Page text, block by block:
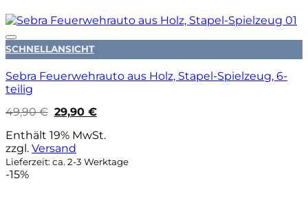
Auf die Wunschliste
SCHNELLANSICHT
Sebra Feuerwehrauto aus Holz, Stapel-Spielzeug, 6-
teilig
49,90€ Ursprünglicher
Preis
war:
49,90 €
29,90 €Aktueller
ist:
Enthält 19% MwSt.
zzgl. Versand
Lieferzeit: ca. 2-3 Werktage
-15%